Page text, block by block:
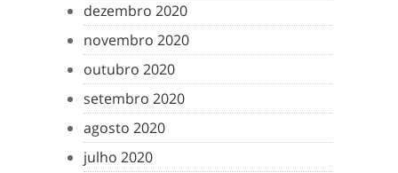
dezembro 2020
novembro 2020
outubro 2020
setembro 2020
agosto 2020
julho 2020